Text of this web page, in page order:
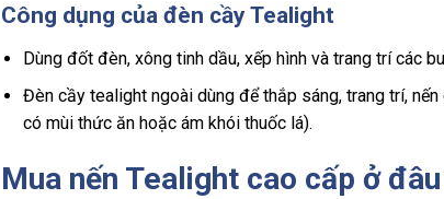
Công dụng của đèn cầy Tealight
Dùng đốt đèn, xông tinh dầu, xếp hình và trang trí các
Đèn cầy tealight ngoài dùng để thắp sáng, trang trí,
có mùi thức ăn hoặc ám khói thuốc lá).
Mua nến Tealightcao cấp ở